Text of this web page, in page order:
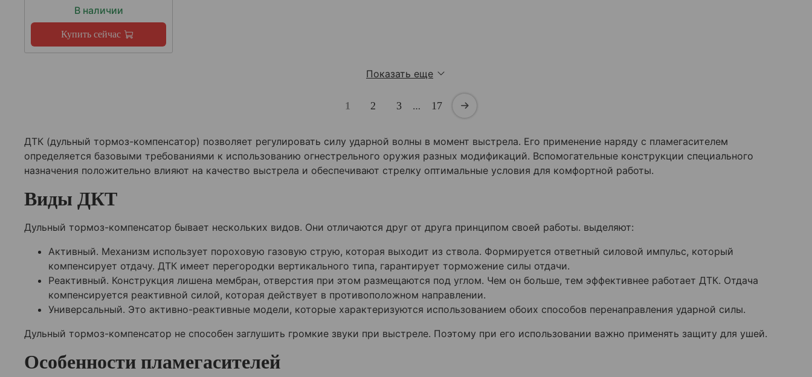
В наличии
Купить сейчас
Показать еще
1 2 3 … 17
ДТК (дульный тормоз-компенсатор) позволяет регулировать силу ударной волны в момент выстрела. Его применение наряду с пламегасителем
определяется базовыми требованиями к использованию огнестрельного оружия разных модификаций. Вспомогательные конструкции специального
назначения положительно влияют на качество выстрела и обеспечивают стрелку оптимальные условия для комфортной работы.
Виды ДКТ
Дульный тормоз-компенсатор бывает нескольких видов. Они отличаются друг от друга принципом своей работы. выделяют:
Активный. Механизм использует пороховую газовую струю, которая выходит из ствола. Формируется ответный силовой импульс, который
компенсирует отдачу. ДТК имеет перегородки вертикального типа, гарантирует торможение силы отдачи.
Реактивный. Конструкция лишена мембран, отверстия при этом размещаются под углом. Чем он больше, тем эффективнее работает ДТК. Отдача
компенсируется реактивной силой, которая действует в противоположном направлении.
Универсальный. Это активно-реактивные модели, которые характеризуются использованием обоих способов перенаправления ударной силы.
Дульный тормоз-компенсатор не способен заглушить громкие звуки при выстреле. Поэтому при его использовании важно применять защиту для ушей.
Особенности пламегасителей